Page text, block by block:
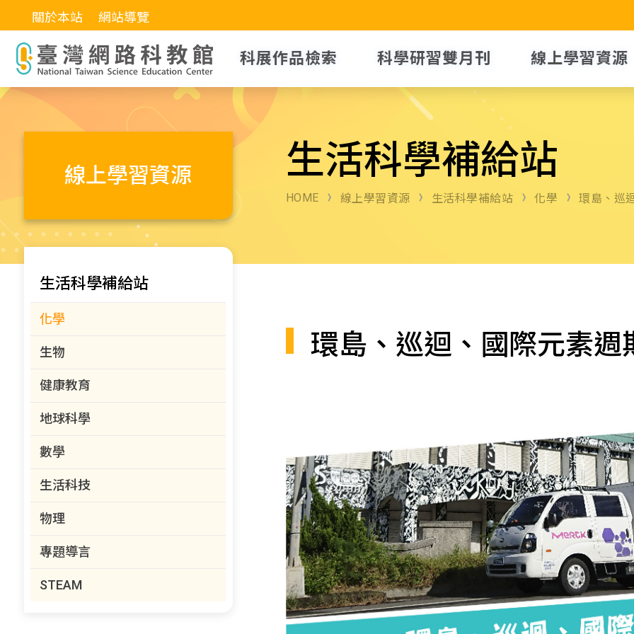
關於本站 網站導覽
科展作品檢索 科學研習雙月刊 線上學習資源
線上學習資源 生活科學補給站
HOME 線上學習資源 生活科學補給站 化學 環島、巡
生活科學補給站
化學
生物
健康教育
地球科學
數學
生活科技
物理
專題導言
STEAM
環島、巡迴、國際元素週